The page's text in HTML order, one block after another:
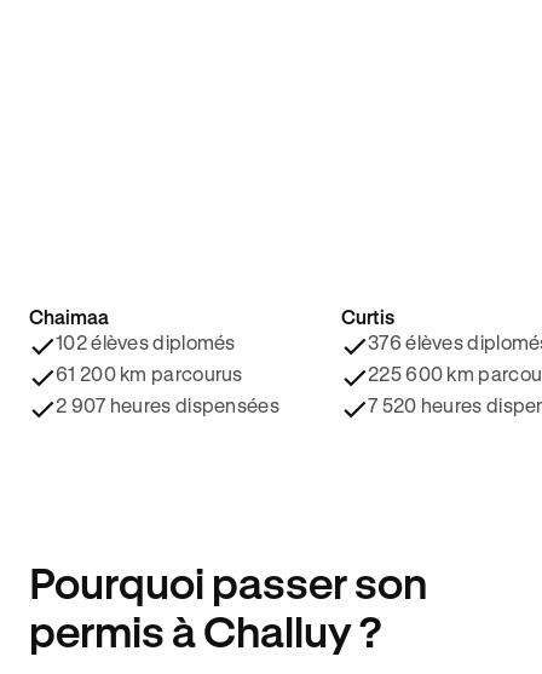
4.8/5 ⭐️
Chaimaa
102 élèves diplomés
61 200 km parcourus
2 907 heures dispensées
4.9/5 ⭐️
Curtis
376 élèves
225 600 km
7 520 heures
Pourquoi passer son
permis à Challuy ?